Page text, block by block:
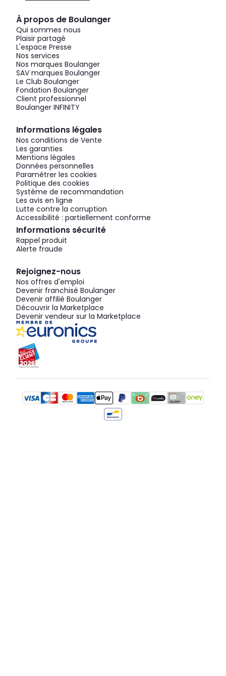
À propos de Boulanger
Qui sommes nous
Plaisir partagé
L'espace Presse
Nos services
Nos marques Boulanger
SAV marques Boulanger
Le Club Boulanger
Fondation Boulanger
Client professionnel
Boulanger INFINITY
Informations légales
Nos conditions de Vente
Les garanties
Mentions légales
Données personnelles
Paramétrer les cookies
Politique des cookies
Système de recommandation
Les avis en ligne
Lutte contre la corruption
Accessibilité : partiellement conforme
Informations sécurité
Rappel produit
Alerte fraude
Rejoignez-nous
Nos offres d'emploi
Devenir franchisé Boulanger
Devenir affilié Boulanger
Découvrir la Marketplace
Devenir vendeur sur la Marketplace